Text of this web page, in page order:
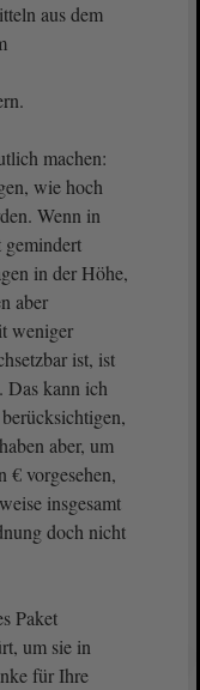
aus dem
machen:
wie hoch
Wenn in
gemindert
in der Höhe,
aber
weniger
ist, ist
Das kann ich
aber, um
€ vorgesehen,
insgesamt
doch nicht
Paket
um sie in
für Ihre